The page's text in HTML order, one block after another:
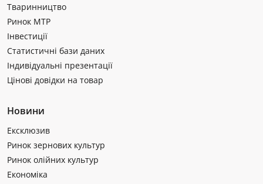
Тваринництво
Ринок МТР
Інвестиції
Статистичні бази даних
Індивідуальні презентації
Цінові довідки на товар
Новини
Ексклюзив
Ринок зернових культур
Ринок олійних культур
Економіка